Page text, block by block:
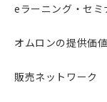
eラーニング・セミ
オムロンの提供価値
販売ネットワーク